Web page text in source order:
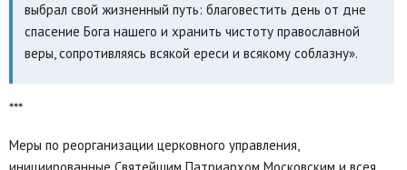
выбрал свой жизненный путь: благовестить день от дне
спасение Бога нашего и хранить чистоту православной
веры, сопротивляясь всякой ереси и всякому соблазну».
***
Меры по реорганизации церковного управления,
инициированные Святейшим Патриархом Московским и всея